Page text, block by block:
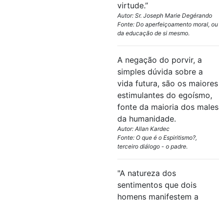
virtude.”
Autor: Sr. Joseph Marie Degérando
Fonte: Do aperfeiçoamento moral, ou
da educação de si mesmo.
A negação do porvir, a
simples dúvida sobre a
vida futura, são os maiores
estimulantes do egoísmo,
fonte da maioria dos males
da humanidade.
Autor: Allan Kardec
Fonte: O que é o Espiritismo?,
terceiro diálogo - o padre.
"A natureza dos
sentimentos que dois
homens manifestem a